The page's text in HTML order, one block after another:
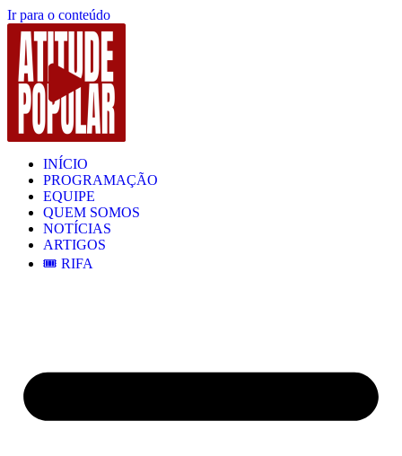
Ir para o conteúdo
INÍCIO
PROGRAMAÇÃO
EQUIPE
QUEM SOMOS
NOTÍCIAS
ARTIGOS
🎟️ RIFA